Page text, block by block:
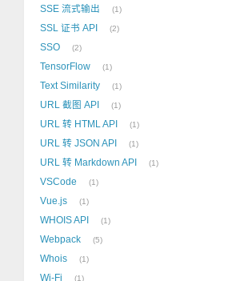
SSE 流式输出 1
SSL 证书 API 2
SSO 2
TensorFlow 1
Text Similarity 1
URL 截图 API 1
URL 转 HTML API 1
URL 转 JSON API 1
URL 转 Markdown API 1
VSCode 1
Vue.js 1
WHOIS API 1
Webpack 5
Whois 1
Wi-Fi 1